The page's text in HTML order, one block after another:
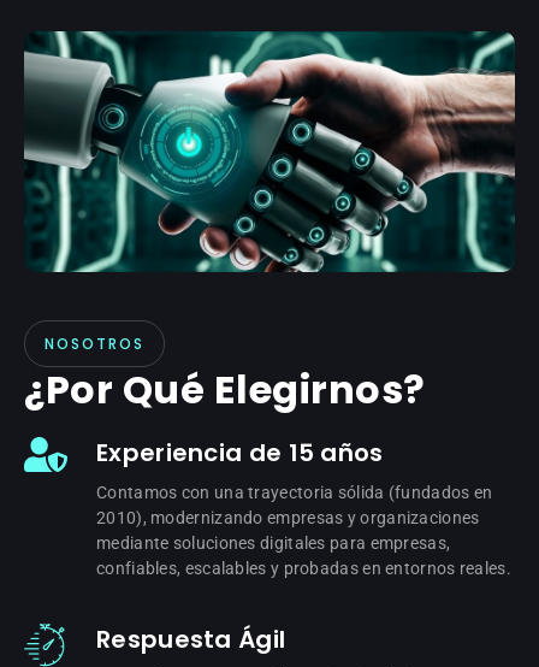
NOSOTROS
¿Por Qué Elegirnos?
Experiencia de 15 años
Contamos con una trayectoria sólida (fundados en
2010), modernizando empresas y organizaciones
mediante soluciones digitales para empresas,
confiables, escalables y probadas en entornos reales.
Respuesta Ágil